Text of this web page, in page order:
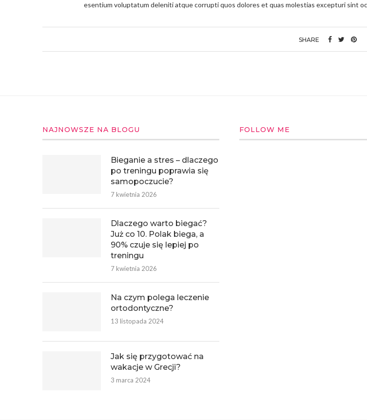
esentium voluptatum deleniti atque corrupti quos dolores et quas molestias excepturi sint
SHARE
NAJNOWSZE NA BLOGU
Bieganie a stres – dlaczego
po treningu poprawia się
samopoczucie?
7 kwietnia 2026
Dlaczego warto biegać?
Już co 10. Polak biega, a
90% czuje się lepiej po
treningu
7 kwietnia 2026
Na czym polega leczenie
ortodontyczne?
13 listopada 2024
Jak się przygotować na
wakacje w Grecji?
3 marca 2024
FOLLOW ME